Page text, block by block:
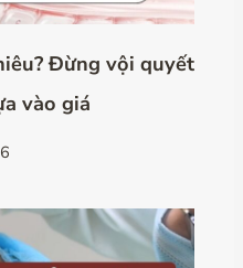
Đừng vội quyết
vào giá